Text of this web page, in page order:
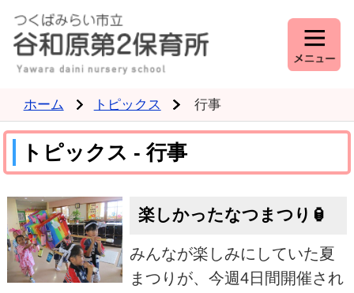
ホーム トピックス 行事
トピックス - 行事
楽しかったなつまつり🏮
みんなが楽しみにしていた夏
まつりが、今週4日間開催され